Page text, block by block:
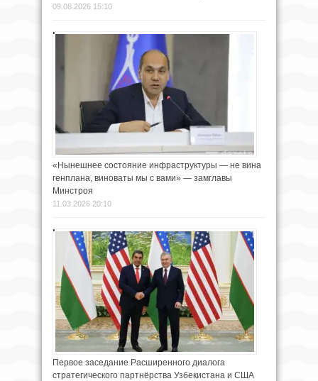
09.08.2026 15:10
«Нынешнее состояние инфраструктуры — не вина
генплана, виноваты мы с вами» — замглавы
Минстроя
11.03.2026 20:10
Первое заседание Расширенного диалога
стратегического партнёрства Узбекистана и США